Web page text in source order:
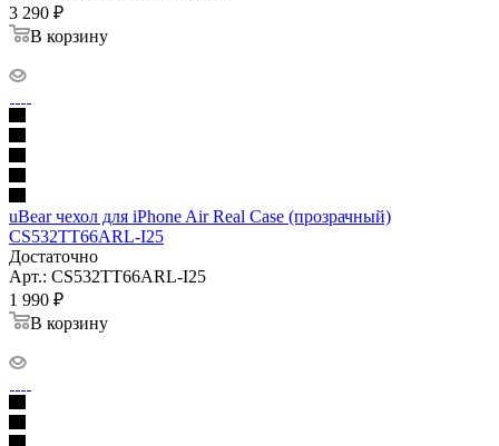
3 290 ₽
В корзину
uBear чехол для iPhone Air Real Case (прозрачный)
CS532TT66ARL-I25
Достаточно
Арт.: CS532TT66ARL-I25
1 990 ₽
В корзину